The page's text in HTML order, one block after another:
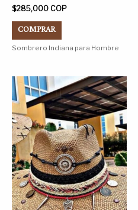
$285,000 COP
COMPRAR
producto
Sombrero Indiana para Hombre
Este
producto
tiene
múltiples
variantes.
Las
opciones
se
pueden